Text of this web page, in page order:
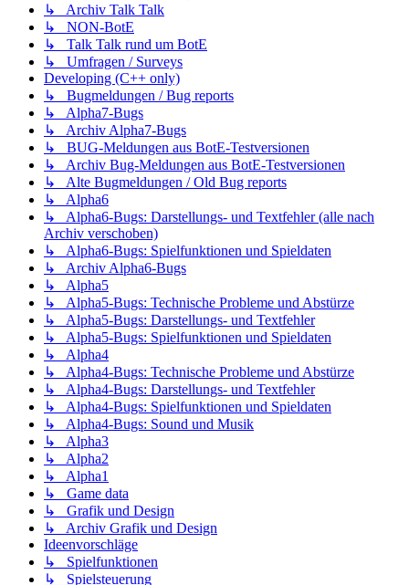
↳ Archiv Talk Talk
↳ NON-BotE
↳ Talk Talk rund um BotE
↳ Umfragen / Surveys
Developing (C++ only)
↳ Bugmeldungen / Bug reports
↳ Alpha7-Bugs
↳ Archiv Alpha7-Bugs
↳ BUG-Meldungen aus BotE-Testversionen
↳ Archiv Bug-Meldungen aus BotE-Testversionen
↳ Alte Bugmeldungen / Old Bug reports
↳ Alpha6
↳ Alpha6-Bugs: Darstellungs- und Textfehler (alle nach
Archiv verschoben)
↳ Alpha6-Bugs: Spielfunktionen und Spieldaten
↳ Archiv Alpha6-Bugs
↳ Alpha5
↳ Alpha5-Bugs: Technische Probleme und Abstürze
↳ Alpha5-Bugs: Darstellungs- und Textfehler
↳ Alpha5-Bugs: Spielfunktionen und Spieldaten
↳ Alpha4
↳ Alpha4-Bugs: Technische Probleme und Abstürze
↳ Alpha4-Bugs: Darstellungs- und Textfehler
↳ Alpha4-Bugs: Spielfunktionen und Spieldaten
↳ Alpha4-Bugs: Sound und Musik
↳ Alpha3
↳ Alpha2
↳ Alpha1
↳ Game data
↳ Grafik und Design
↳ Archiv Grafik und Design
Ideenvorschläge
↳ Spielfunktionen
↳ Spielsteuerung